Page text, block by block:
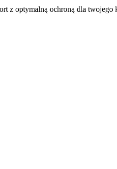
z optymalną ochroną dla twojego